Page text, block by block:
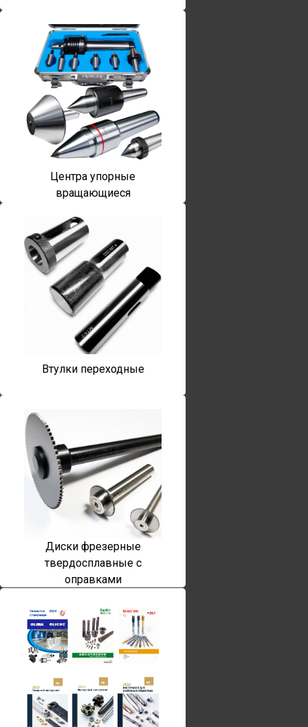
Центра упорные
вращающиеся
Втулки переходные
Диски фрезерные
твердосплавные с
оправками